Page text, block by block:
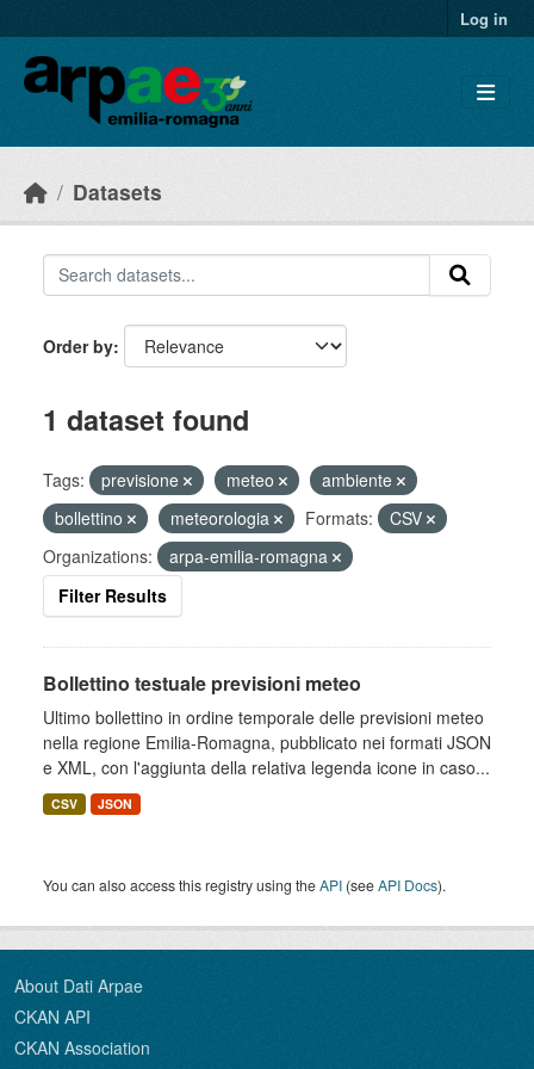
Log in
Datasets
Order by
1 dataset found
Tags: previsione meteo
ambiente
bollettino
meteorologia Formats:
CSV
Organizations:
arpa-emilia-romagna
Filter Results
Bollettino testuale previsioni meteo
Ultimo bollettino in ordine temporale delle previsioni meteo
nella regione Emilia-Romagna, pubblicato nei formati JSON
e XML, con l'aggiunta della relativa legenda icone in caso...
CSV JSON
You can also access this registry using theAPI (seeAPI Docs).
About Dati Arpae
CKAN API
CKAN Association